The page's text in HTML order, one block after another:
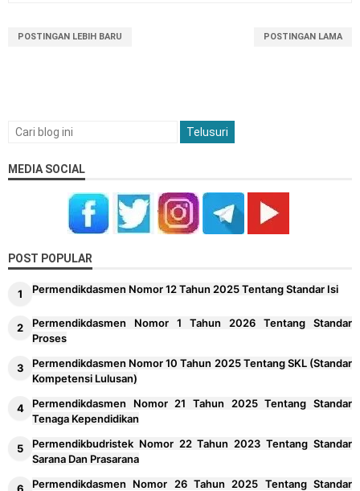
POSTINGAN LEBIH BARU POSTINGAN LAMA
MEDIA SOCIAL
POST POPULAR
Permendikdasmen Nomor 12 Tahun 2025 Tentang Standar Isi
Permendikdasmen Nomor 1 Tahun 2026 Tentang Standar
Proses
Permendikdasmen Nomor 10 Tahun 2025 Tentang SKL (Standar
Kompetensi Lulusan)
Permendikdasmen Nomor 21 Tahun 2025 Tentang Standar
Tenaga Kependidikan
Permendikbudristek Nomor 22 Tahun 2023 Tentang Standar
Sarana Dan Prasarana
Permendikdasmen Nomor 26 Tahun 2025 Tentang Standar